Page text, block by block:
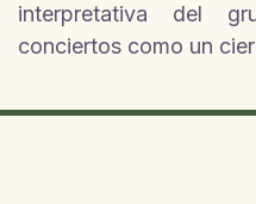
interpretativa del
conciertos como un